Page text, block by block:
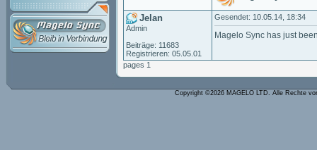
Jelan
Admin
Beiträge: 11683
Registrieren: 05.05.01
Gesendet: 10.05.14, 18:34
Magelo Sync has just
pages 1
Copyright ©2026 MAGELO LTD. Alle Rechte